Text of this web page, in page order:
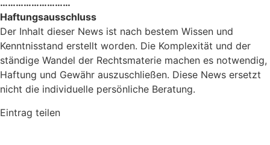
………………………
Haftungsausschluss
Der Inhalt dieser News ist nach bestem Wissen und
Kenntnisstand erstellt worden. Die Komplexität und der
ständige Wandel der Rechtsmaterie machen es notwendig,
Haftung und Gewähr auszuschließen. Diese News ersetzt
nicht die individuelle persönliche Beratung.
Eintrag teilen